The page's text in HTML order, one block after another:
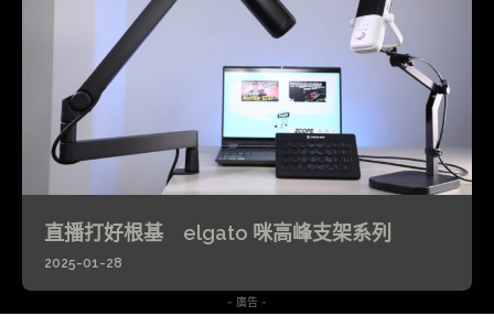
直播打好根基 elgato 咪高峰支架系列
2025-01-28
- 廣告 -